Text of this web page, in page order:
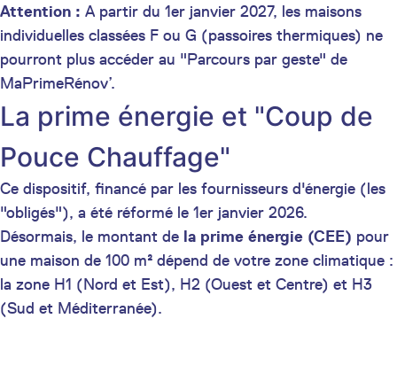
Attention : A partir du 1er janvier 2027, les maisons
individuelles classées F ou G (passoires thermiques) ne
pourront plus accéder au "Parcours par geste" de
MaPrimeRénov’.
La prime énergie et "Coup de
Pouce Chauffage"
Ce dispositif, financé par les fournisseurs d'énergie (les
"obligés"), a été réformé le 1er janvier 2026.
Désormais, le montant de la prime énergie (CEE) pour
une maison de 100 m² dépend de votre zone climatique :
la zone H1 (Nord et Est), H2 (Ouest et Centre) et H3
(Sud et Méditerranée).